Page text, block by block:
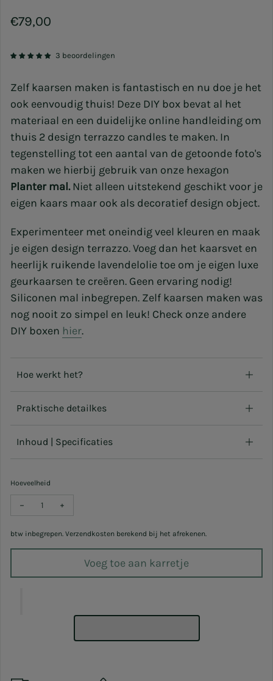
Normale prijs
€79,00
3 beoordelingen
Zelf kaarsen maken is fantastisch en nu doe je het
ook eenvoudig thuis! Deze DIY box bevat al het
materiaal en een duidelijke online handleiding om
thuis 2 design terrazzo candles te maken. In
tegenstelling tot een aantal van de getoonde foto's
maken we hierbij gebruik van onze hexagon
Planter mal.Niet alleen uitstekend geschikt voor je
eigen kaars maar ook als decoratief design object.
Experimenteer met oneindig veel kleuren en maak
je eigen design terrazzo. Voeg dan het kaarsvet en
heerlijk ruikende lavendelolie toe om je eigen luxe
geurkaarsen te creëren. Geen ervaring nodig!
Siliconen mal inbegrepen. Zelf kaarsen maken was
nog nooit zo simpel en leuk! Check onze andere
DIY boxen hier.
Hoe werkt het?
Praktische detailkes
Inhoud | Specificaties
Hoeveelheid
btw inbegrepen. Verzendkosten berekend bij het afrekenen.
Voeg toe aan karretje